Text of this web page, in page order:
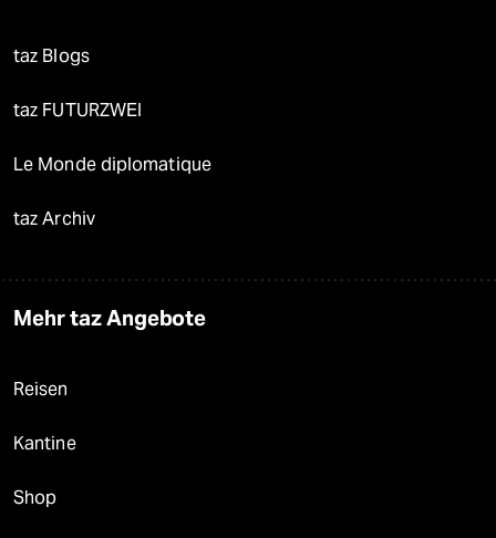
taz Blogs
taz FUTURZWEI
Le Monde diplomatique
taz Archiv
Mehr taz Angebote
Reisen
Kantine
Shop